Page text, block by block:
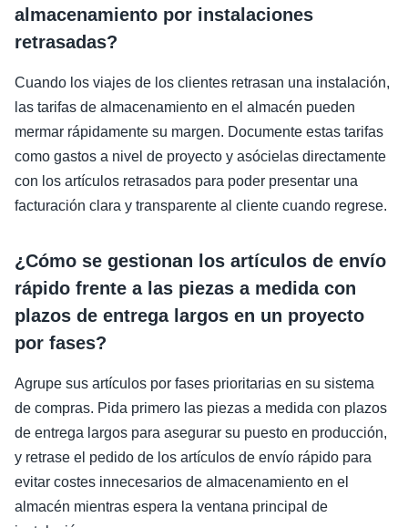
almacenamiento por instalaciones
retrasadas?
Cuando los viajes de los clientes retrasan una instalación,
las tarifas de almacenamiento en el almacén pueden
mermar rápidamente su margen. Documente estas tarifas
como gastos a nivel de proyecto y asócielas directamente
con los artículos retrasados para poder presentar una
facturación clara y transparente al cliente cuando regrese.
¿Cómo se gestionan los artículos de envío
rápido frente a las piezas a medida con
plazos de entrega largos en un proyecto
por fases?
Agrupe sus artículos por fases prioritarias en su sistema
de compras. Pida primero las piezas a medida con plazos
de entrega largos para asegurar su puesto en producción,
y retrase el pedido de los artículos de envío rápido para
evitar costes innecesarios de almacenamiento en el
almacén mientras espera la ventana principal de